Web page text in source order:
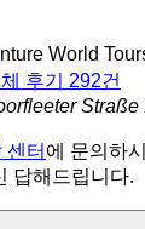
World
후기 292건
센터 에 문의하
답해드립니다.